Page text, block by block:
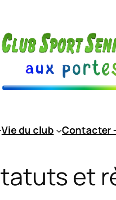
Vie du club Contacter
et